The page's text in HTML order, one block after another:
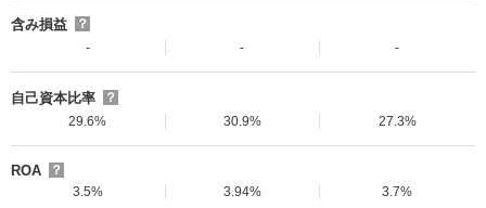
含み損益
？
-
- -
自己資本比率
？
29.6%
30.9% 27.3%
ROA
？
3.5%
3.94% 3.7%